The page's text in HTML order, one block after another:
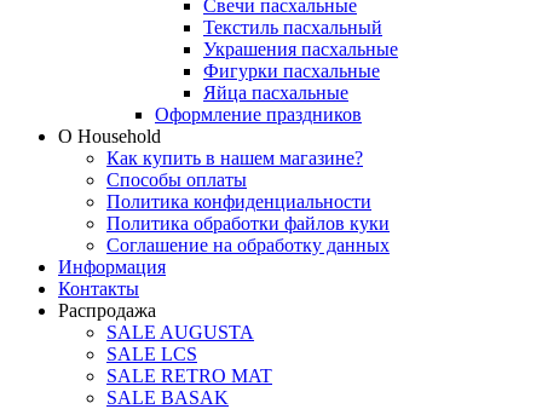
Свечи пасхальные
Текстиль пасхальный
Украшения пасхальные
Фигурки пасхальные
Яйца пасхальные
Оформление праздников
О Household
Как купить в нашем магазине?
Способы оплаты
Политика конфиденциальности
Политика обработки файлов куки
Соглашение на обработку данных
Информация
Контакты
Распродажа
SALE AUGUSTA
SALE LCS
SALE RETRO MAT
SALE BASAK